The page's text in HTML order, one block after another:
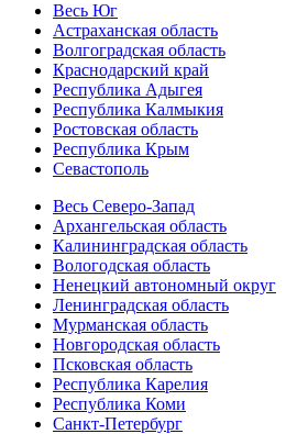
Весь Юг
Астраханская область
Волгоградская область
Краснодарский край
Республика Адыгея
Республика Калмыкия
Ростовская область
Республика Крым
Севастополь
Весь Северо-Запад
Архангельская область
Калининградская область
Вологодская область
Ненецкий автономный округ
Ленинградская область
Мурманская область
Новгородская область
Псковская область
Республика Карелия
Республика Коми
Санкт-Петербург